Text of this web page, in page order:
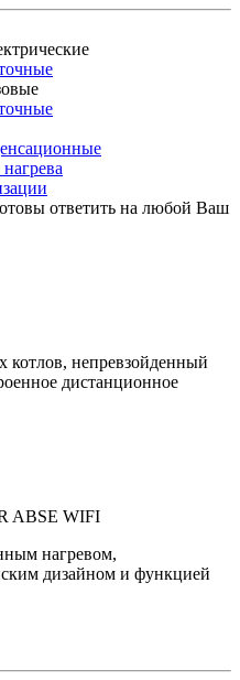
ответить на любой Ваш
котлов, непревзойденный
дистанционное
ABSE WIFI
нагревом,
дизайном и функцией